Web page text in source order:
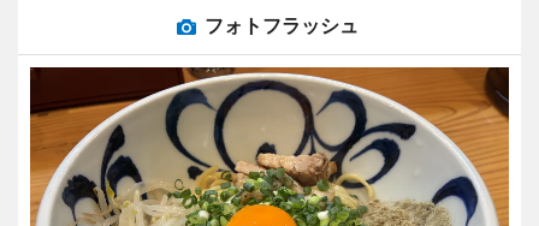
フォトフラッシュ